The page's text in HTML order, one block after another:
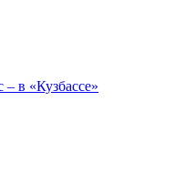
в «Кузбассе»